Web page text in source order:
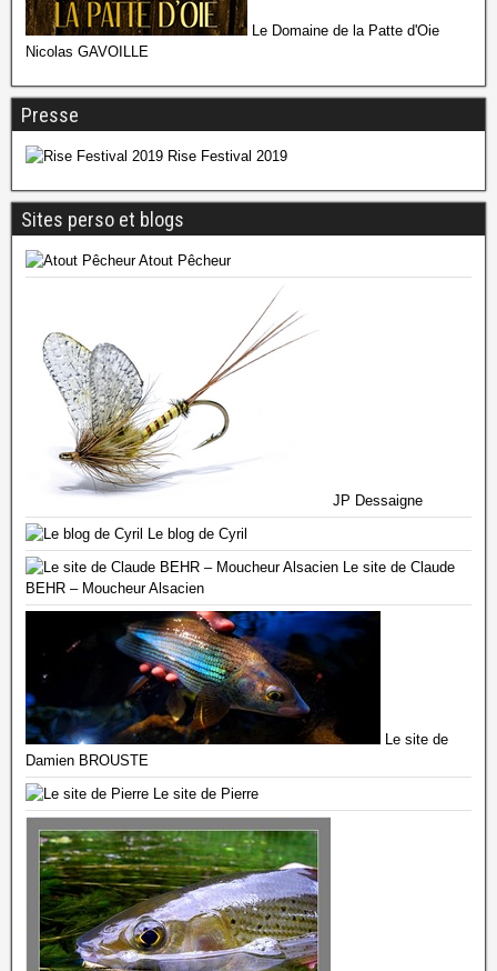
Le Domaine de la Patte d'Oie
Nicolas GAVOILLE
Presse
Rise Festival 2019
Sites perso et blogs
Atout Pêcheur
JP Dessaigne
Le blog de Cyril
Le site de Claude
BEHR – Moucheur Alsacien
Le site de
Damien BROUSTE
Le site de Pierre